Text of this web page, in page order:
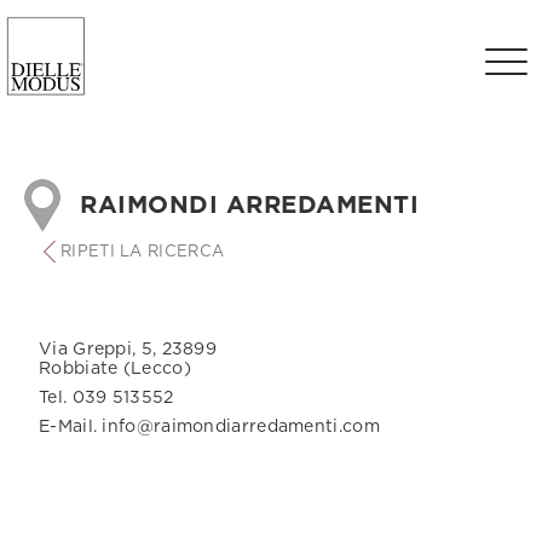
RAIMONDI ARREDAMENTI
RIPETI LA RICERCA
Via Greppi, 5, 23899
Robbiate (Lecco)
Tel. 039 513552
E-Mail. info@raimondiarredamenti.com